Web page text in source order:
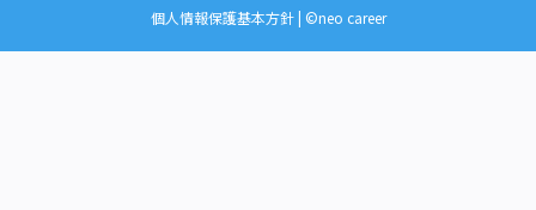
個人情報保護基本方針| ©neo career